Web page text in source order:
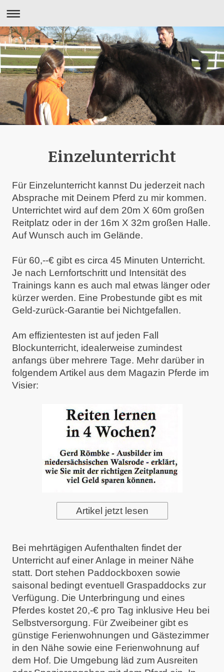
Einzelunterricht
Für Einzelunterricht kannst Du jederzeit nach
Absprache mit Deinem Pferd zu mir kommen.
Unterrichtet wird auf dem 20m X 60m großen
Reitplatz oder in der 16m X 32m großen Halle.
Auf Wunsch auch im Gelände.
Für 60,--€ gibt es circa 45 Minuten Unterricht.
Je nach Lernfortschritt und Intensität des
Trainings kann es auch mal etwas länger oder
kürzer werden. Eine Probestunde gibt es mit
Geld-zurück-Garantie bei Nichtgefallen.
Am effizientesten ist auf jeden Fall
Blockunterricht, idealerweise zumindest
anfangs über mehrere Tage. Mehr darüber in
folgendem Artikel aus dem Magazin Pferde im
Visier:
Artikel jetzt lesen
Bei mehrtägigen Aufenthalten findet der
Unterricht auf einer Anlage in meiner Nähe
statt. Dort stehen Paddockboxen sowie
saisonal bedingt eventuell Graspaddocks zur
Verfügung. Die Unterbringung und eines
Pferdes kostet 20,-€ pro Tag inklusive Heu bei
Selbstversorgung. Für Zweibeiner gibt es
günstige Ferienwohnungen und Gästezimmer
in den Nähe sowie eine Ferienwohnung auf
dem Hof. Die Umgebung läd zum Ausreiten